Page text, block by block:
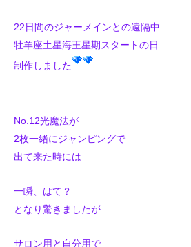
22日間のジャーメインとの遠隔中
牡羊座土星海王星期スタートの日
制作しました
No.12光魔法が
2枚一緒にジャンピングで
出て来た時には
一瞬、はて？
となり驚きましたが
サロン用と自分用で